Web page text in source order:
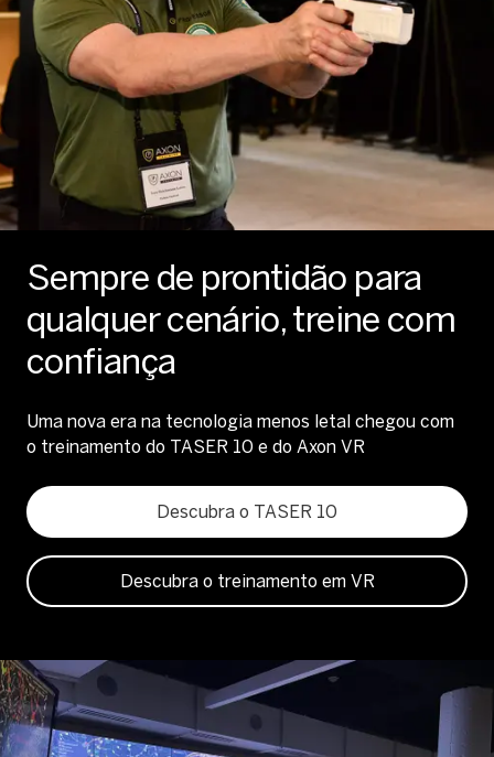
Sempre de prontidão para
qualquer cenário, treine com
confiança
Uma nova era na tecnologia menos letal chegou com
o treinamento do TASER 10 e do Axon VR
Descubra o TASER 10
Descubra o treinamento em VR